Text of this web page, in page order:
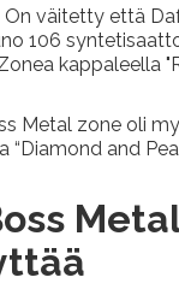
On väitetty että
106
kappaleella
Metal zone oli
“Diamond and